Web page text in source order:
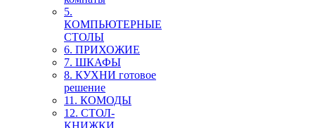
5.
КОМПЬЮТЕРНЫЕ
СТОЛЫ
6. ПРИХОЖИЕ
7. ШКАФЫ
8. КУХНИ готовое
решение
11. КОМОДЫ
12. СТОЛ-
КНИЖКИ